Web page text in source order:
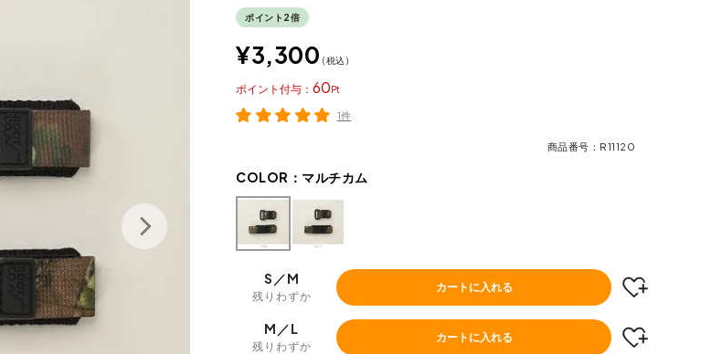
ポイント2倍
¥3,300 税込
60
ポイント
1件
商品番号 R11120
COLOR： マルチカム
S／M
残りわずか
カートに入れる
M／L
残りわずか
カートに入れる